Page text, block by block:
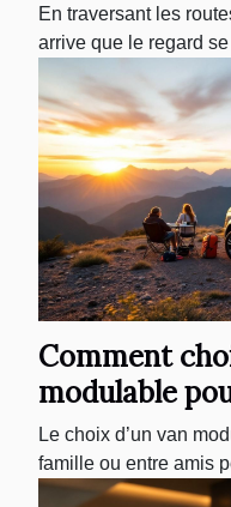
En traversant les
arrive que le regard
Comment
modulable
famille ou
Le choix d’un van
famille ou entre amis